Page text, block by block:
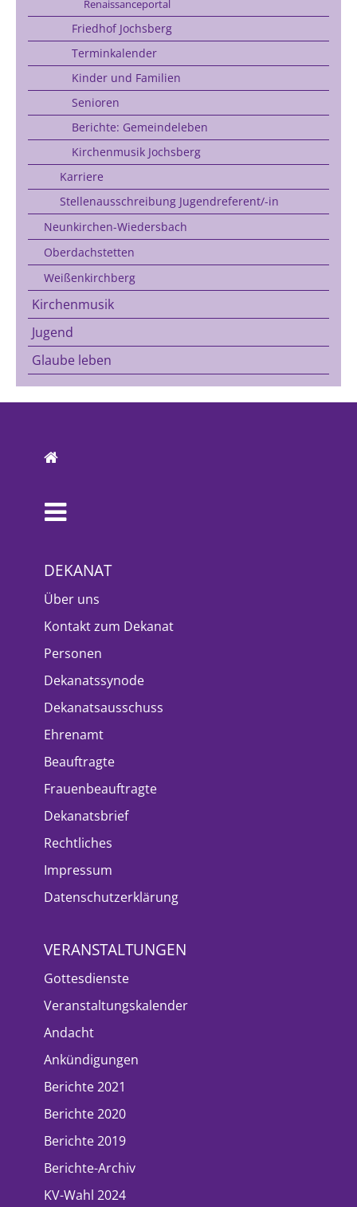
Renaissanceportal
Friedhof Jochsberg
Terminkalender
Kinder und Familien
Senioren
Berichte: Gemeindeleben
Kirchenmusik Jochsberg
Karriere
Stellenausschreibung Jugendreferent/-in
Neunkirchen-Wiedersbach
Oberdachstetten
Weißenkirchberg
Kirchenmusik
Jugend
Glaube leben
DEKANAT
Über uns
Kontakt zum Dekanat
Personen
Dekanatssynode
Dekanatsausschuss
Ehrenamt
Beauftragte
Frauenbeauftragte
Dekanatsbrief
Rechtliches
Impressum
Datenschutzerklärung
VERANSTALTUNGEN
Gottesdienste
Veranstaltungskalender
Andacht
Ankündigungen
Berichte 2021
Berichte 2020
Berichte 2019
Berichte-Archiv
KV-Wahl 2024